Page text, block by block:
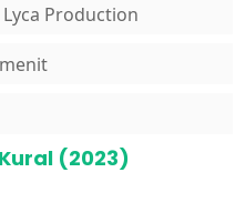
Production
(2023)